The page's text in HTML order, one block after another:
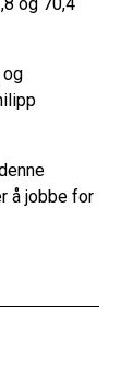
og
å jobbe for